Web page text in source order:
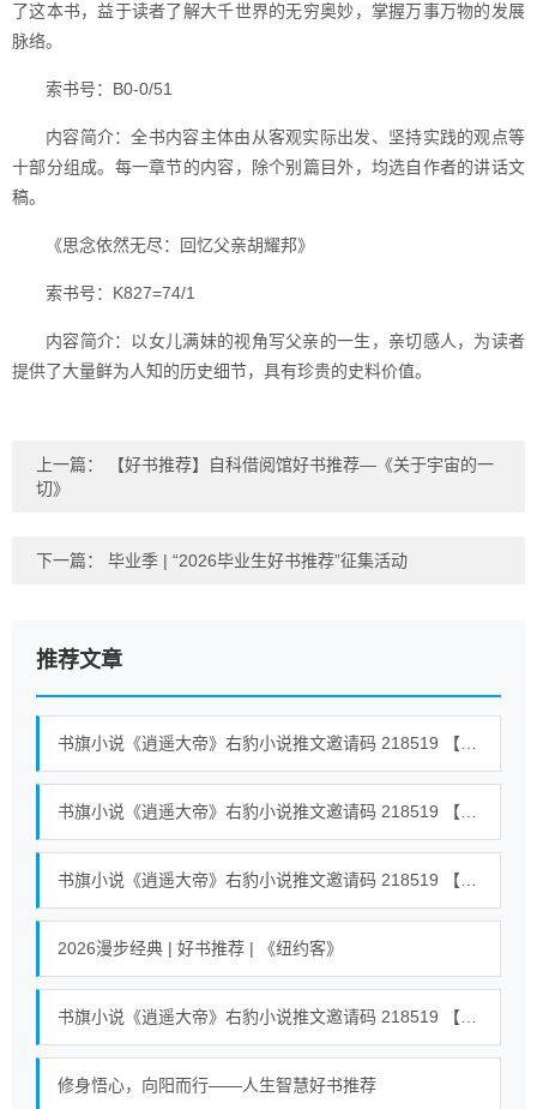
了这本书，益于读者了解大千世界的无穷奥妙，掌握万事万物的发展
脉络。
索书号：B0-0/51
内容简介：全书内容主体由从客观实际出发、坚持实践的观点等
十部分组成。每一章节的内容，除个别篇目外，均选自作者的讲话文
稿。
《思念依然无尽：回忆父亲胡耀邦》
索书号：K827=74/1
内容简介：以女儿满妹的视角写父亲的一生，亲切感人，为读者
提供了大量鲜为人知的历史细节，具有珍贵的史料价值。
上一篇：
【好书推荐】自科借阅馆好书推荐—《关于宇宙的一
切》
下一篇： 毕业季 | “2026毕业生好书推荐”征集活动
推荐文章
2026漫步经典 | 好书推荐 | 《纽约客》
修身悟心，向阳而行——人生智慧好书推荐